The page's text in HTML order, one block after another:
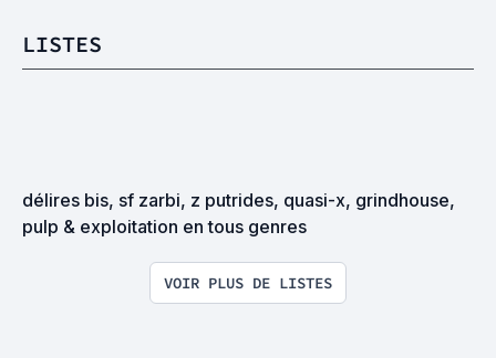
LISTES
délires bis, sf zarbi, z putrides, quasi-x, grindhouse,
pulp & exploitation en tous genres
VOIR PLUS DE LISTES